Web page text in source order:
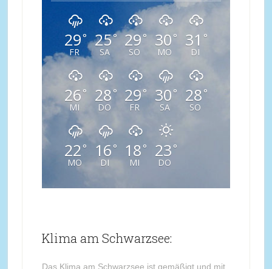
29°
FR
25°
SA
29°
SO
30 °
MO
31 °
DI
26 °
MI
28°
DO
29°
FR
30 °
SA
28 °
SO
22°
MO
16 °
DI
18 °
MI
23 °
DO
Klima am Schwarzsee:
Das Klima am Schwarzsee ist gemäßigt und mit